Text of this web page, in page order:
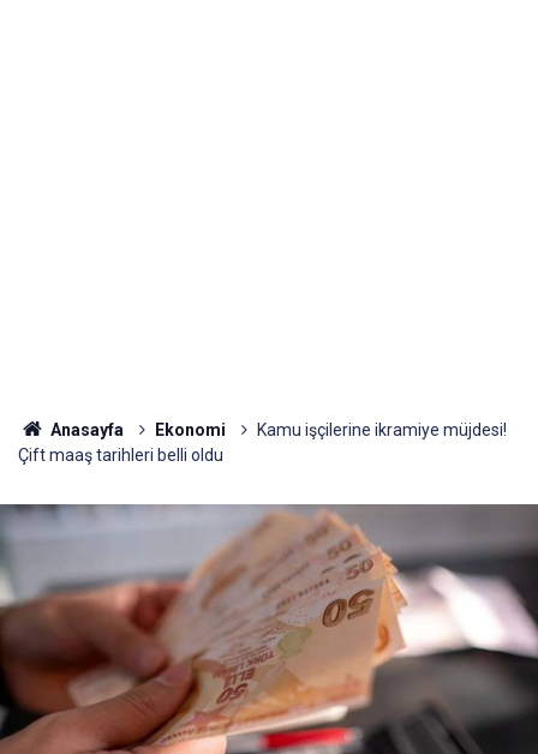
Anasayfa Ekonomi
Kamu işçilerine ikramiye müjdesi!
Çift maaş tarihleri belli oldu